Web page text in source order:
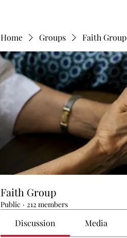
Home Groups Faith Group
Faith Group
Public · 212 members
Discussion Media